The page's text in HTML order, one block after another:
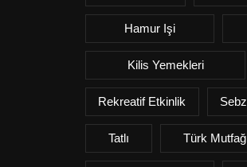
Hamur Işi
Kilis Yemekleri
Rekreatif Etkinlik
Tatlı Türk